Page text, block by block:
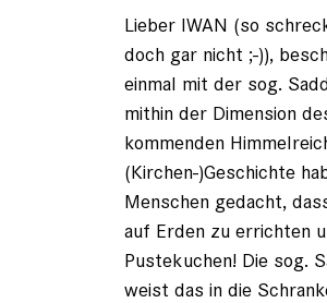
(nicht
registriert)
Lieber IWAN (so
doch gar nicht ;-)),
einmal mit der sog.
mithin der Dimension
kommenden
(Kirchen-)Geschichte
Menschen gedacht,
auf Erden zu errichten
Pustekuchen! Die sog.
weist das in die